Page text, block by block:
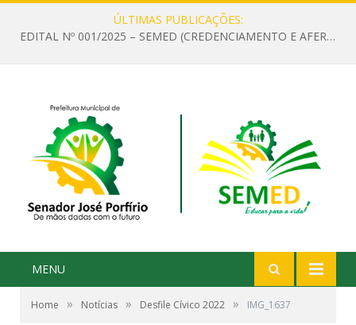
ÚLTIMAS PUBLICAÇÕES:
EDITAL Nº 001/2025 – SEMED (CREDENCIAMENTO E AFERIÇÃO DE CRITÉRIOS TÉCNICOS DE MÉRITO E DESEMPENHO PARA PROVIMENTO DO CARGO OU FUNÇÃO DE GESTOR ESCOLAR DAS UNIDADES DE ENSINO DA REDE MUNICIPAL DE SENADOR JO)
MENU
Home » Notícias » Desfile Cívico 2022 » IMG_1637